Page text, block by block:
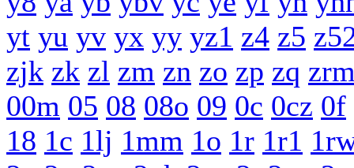
yt yu yv yx yy yz1 z4 z5
zjk zk zl zm zn zo zp zq
00m 05 08 08o 09 0c 0cz 0f
18 1c 1lj 1mm 1o 1r 1r1